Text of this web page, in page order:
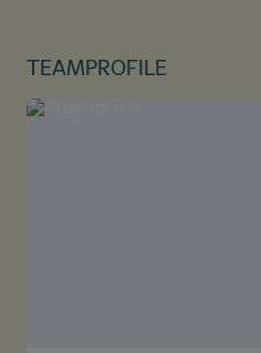
TEAMPROFILE